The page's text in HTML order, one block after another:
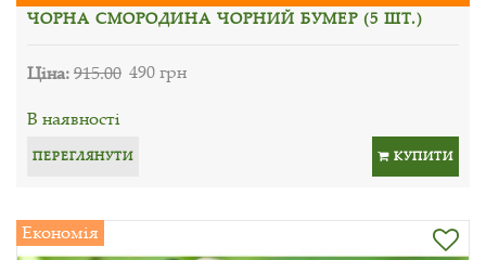
ЧОРНА СМОРОДИНА ЧОРНИЙ БУМЕР (5 ШТ.)
Ціна:915.00 490 грн
В наявності
ПЕРЕГЛЯНУТИ КУПИТИ
Економія